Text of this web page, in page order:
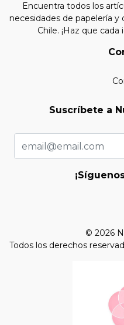
Encuentra todos los
necesidades de papelería y
Chile. ¡Haz que
Suscríbete a
© 2026
Todos los derechos